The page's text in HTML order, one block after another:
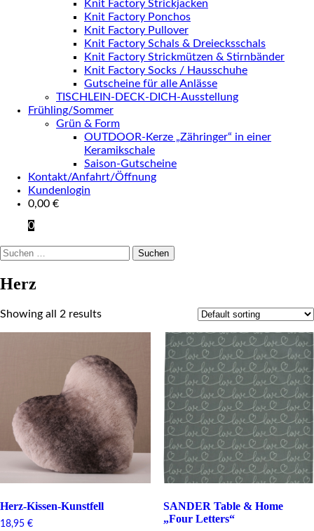
Knit Factory Strickjacken
Knit Factory Ponchos
Knit Factory Pullover
Knit Factory Schals & Dreiecksschals
Knit Factory Strickmützen & Stirnbänder
Knit Factory Socks / Hausschuhe
Gutscheine für alle Anlässe
TISCHLEIN-DECK-DICH-Ausstellung
Frühling/Sommer
Grün & Form
OUTDOOR-Kerze „Zähringer“ in einer
Keramikschale
Saison-Gutscheine
Kontakt/Anfahrt/Öffnung
Kundenlogin
0,00 €
0
Suchen
Herz
Showing all 2 results
Herz-Kissen-Kunstfell
18,95 €
SANDER Table & Home
„Four Letters“